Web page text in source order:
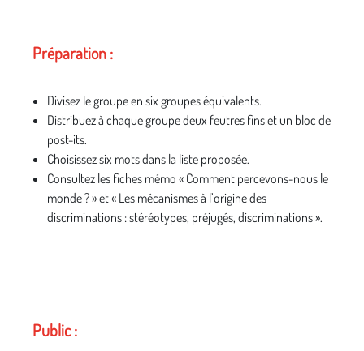
Préparation :
Divisez le groupe en six groupes équivalents.
Distribuez à chaque groupe deux feutres fins et un bloc de
post-its.
Choisissez six mots dans la liste proposée.
Consultez les fiches mémo « Comment percevons-nous le
monde ? » et « Les mécanismes à l’origine des
discriminations : stéréotypes, préjugés, discriminations ».
Public :